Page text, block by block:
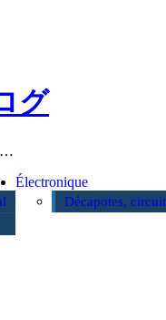
グ
Électronique
Décapotes,